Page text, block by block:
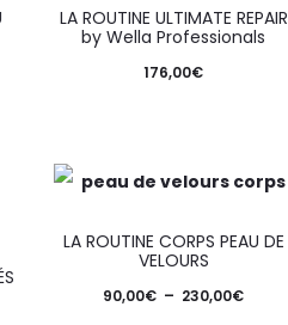
LA ROUTINE ULTIMATE REPAIR
by Wella Professionals
176,00€
LA ROUTINE CORPS PEAU DE
VELOURS
90,00€ – 230,00€